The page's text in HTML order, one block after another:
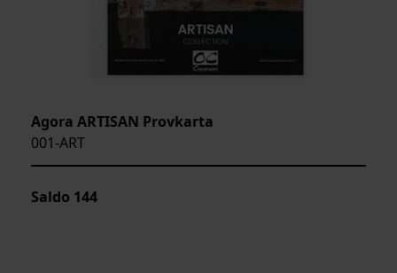
Agora ARTISAN Provkarta
001-ART
Saldo 144